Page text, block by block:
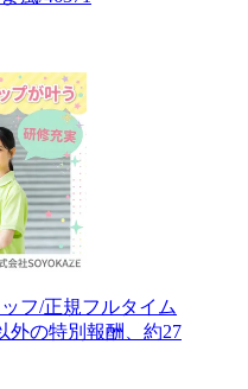
フ/正規フルタイム
外の特別報酬、約27